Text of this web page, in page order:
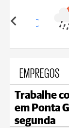
19°C
EMPREGOS
Trabalhe
em Ponta
segunda